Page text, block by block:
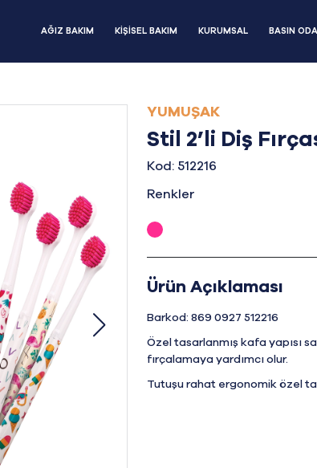
AĞIZ BAKIM KİŞİSEL BAKIM KURUMSAL BASIN
YUMUŞAK
Stil 2’li Diş
Kod: 512216
Renkler
Ürün Açıklaması
Barkod: 869 0927 512216
Özel tasarlanmış kafa yapısı
fırçalamaya yardımcı olur.
Tutuşu rahat ergonomik özel